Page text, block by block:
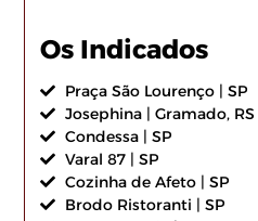
Os Indicados
Praça São Lourenço | SP
Josephina | Gramado, RS
Condessa | SP
Varal 87 | SP
Cozinha de Afeto | SP
Brodo Ristoranti | SP